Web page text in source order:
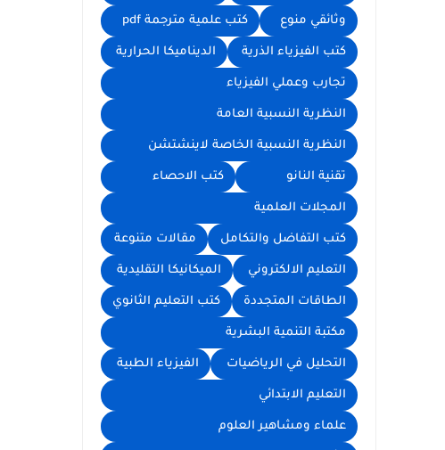
وثائقي منوع كتب علمية مترجمة pdf
كتب الفيزياء الذرية الديناميكا الحرارية
تجارب وعملي الفيزياء
النظرية النسبية العامة
النظرية النسبية الخاصة لاينشتشن
تقنية النانو كتب الاحصاء
المجلات العلمية
كتب التفاضل والتكامل مقالات متنوعة
التعليم الالكتروني الميكانيكا التقليدية
الطاقات المتجددة كتب التعليم الثانوي
مكتبة التنمية البشرية
التحليل في الرياضيات الفيزياء الطبية
التعليم الابتدائي
علماء ومشاهير العلوم